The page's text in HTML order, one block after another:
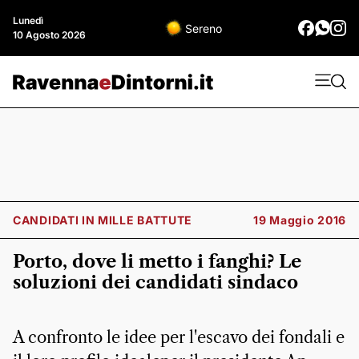
Lunedì
10 Agosto 2026
Sereno
CANDIDATI IN MILLE BATTUTE 19 Maggio 2016
Porto, dove li metto i fanghi? Le
soluzioni dei candidati sindaco
A confronto le idee per l'escavo dei fondali e